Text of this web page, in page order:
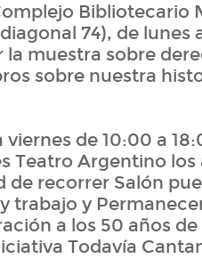
Bibliotecario
74), de lunes
la muestra sobre
sobre nuestra
de 10:00 a
Teatro Argentino
de recorrer Salón
trabajo y
a los 50 años
Todavía